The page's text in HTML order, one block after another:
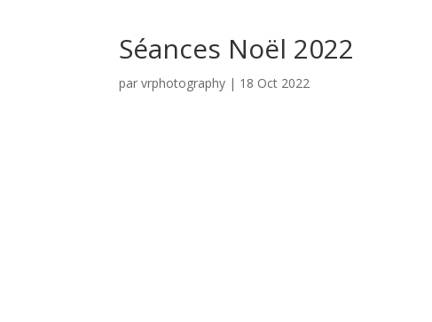
Séances Noël 2022
parvrphotography | 18 Oct 2022